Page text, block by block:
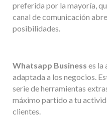
preferida por la mayoría,
canal de comunicación
posibilidades.
Whatsapp Business es la
adaptada a los negocios.
serie de herramientas
máximo partido a tu
clientes.